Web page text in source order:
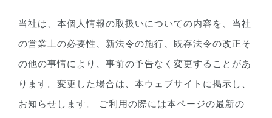
当社は、本個人情報の取扱いについての内容を、当社
の営業上の必要性、新法令の施行、既存法令の改正そ
の他の事情により、事前の予告なく変更することがあ
ります。変更した場合は、本ウェブサイトに掲示し、
お知らせします。 ご利用の際には本ページの最新の